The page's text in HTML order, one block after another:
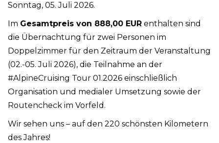
Sonntag, 05. Juli 2026.
Im Gesamtpreis von 888,00 EUR enthalten sind
die Übernachtung für zwei Personen im
Doppelzimmer für den Zeitraum der Veranstaltung
(02.-05. Juli 2026), die Teilnahme an der
#AlpineCruising Tour 01.2026 einschließlich
Organisation und medialer Umsetzung sowie der
Routencheck im Vorfeld.
Wir sehen uns – auf den 220 schönsten Kilometern
des Jahres!